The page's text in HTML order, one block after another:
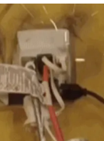
@home
experience
awakening, 18-20